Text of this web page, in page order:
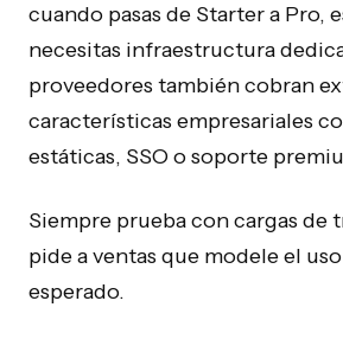
cuando pasas de Starter a Pro,
necesitas infraestructura
proveedores también cobran
características empresariales
estáticas, SSO o soporte
Siempre prueba con cargas de
pide a ventas que modele el
esperado.